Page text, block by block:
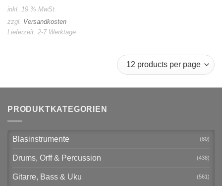
inkl. 19 % MwSt.
zzgl. Versandkosten
Lieferzeit: 2-7 Werktage
PRODUKTKATEGORIEN
Blasinstrumente (80)
Drums, Orff & Percussion (438)
Gitarre, Bass & Uku (561)